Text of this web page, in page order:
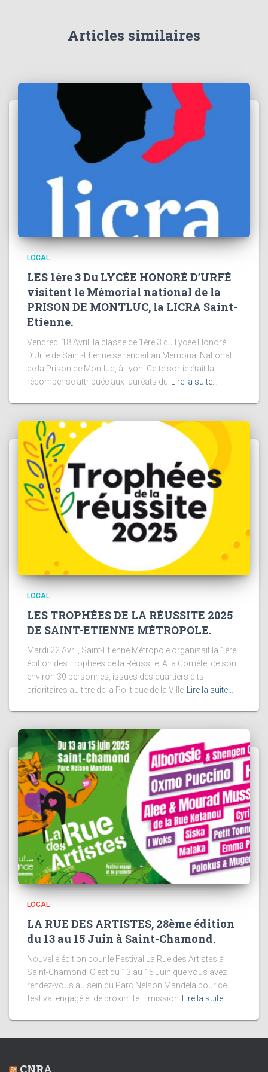
Articles similaires
LOCAL
LES 1ère 3 Du LYCÉE HONORÉ D’URFÉ
visitent le Mémorial national de la
PRISON DE MONTLUC, la LICRA Saint-
Etienne.
Vendredi 18 Avril, la classe de 1ère 3 du Lycée Honoré
D’Urfé de Saint-Etienne se rendait au Mémorial National
de la Prison de Montluc, à Lyon. Cette sortie était la
récompense attribuée aux lauréats du
Lire la suite…
LOCAL
LES TROPHÉES DE LA RÉUSSITE 2025
DE SAINT-ETIENNE MÉTROPOLE.
Mardi 22 Avril, Saint-Etienne Métropole organisait la 1ère
édition des Trophées de la Réussite. A la Comète, ce sont
environ 30 personnes, issues des quartiers dits
prioritaires au titre de la Politique de la Ville Lire la suite…
LOCAL
LA RUE DES ARTISTES, 28ème édition
du 13 au 15 Juin à Saint-Chamond.
Nouvelle édition pour le Festival La Rue des Artistes à
Saint-Chamond. C’est du 13 au 15 Juin que vous avez
rendez-vous au sein du Parc Nelson Mandela pour ce
festival engagé et de proximité. Emission
Lire la suite…
CNRA